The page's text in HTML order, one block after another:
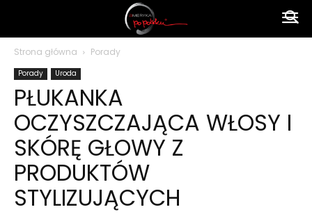
polsku
Strona główna Porady
Porady Uroda
PŁUKANKA
OCZYSZCZAJĄCA WŁOSY I
SKÓRĘ GŁOWY Z
PRODUKTÓW
STYLIZUJĄCYCH